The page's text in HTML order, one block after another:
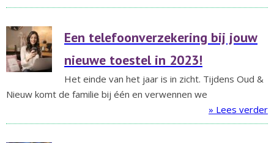
Een telefoonverzekering bij jouw
nieuwe toestel in 2023!
Het einde van het jaar is in zicht. Tijdens Oud &
Nieuw komt de familie bij één en verwennen we
» Lees verder